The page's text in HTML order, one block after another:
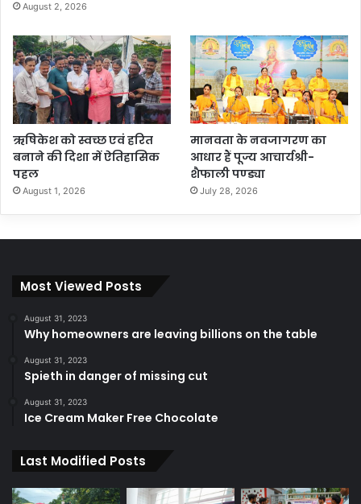
August 2, 2026
ऋषिकेश को स्वच्छ एवं हरित
बनाने की दिशा में ऐतिहासिक
पहल
August 1, 2026
मानवता के नवजागरण का
आधार हैं पूज्य आचार्यश्री-
शैफाली पण्ड्या
July 28, 2026
Most Viewed Posts
August 31, 2023
Why homeowners are leaving billions on the table
August 31, 2023
Spieth in danger of missing cut
August 31, 2023
Ice Cream Maker Free Chocolate
Last Modified Posts